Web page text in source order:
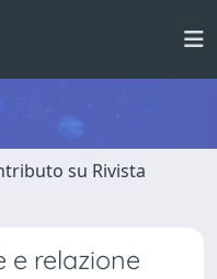
su Rivista
e relazione